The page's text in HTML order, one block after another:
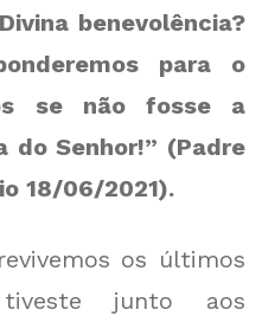
benevolência?
para o
se não fosse a
do Senhor!” (Padre
18/06/2021).
os últimos
junto aos